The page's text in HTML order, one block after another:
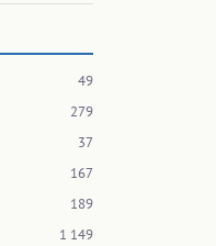
49
279
37
167
189
1 149